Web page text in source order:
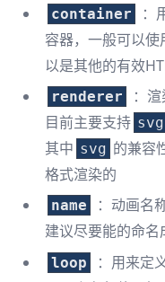
container
：
容器，一般可以使
以是其他的有效
renderer
：
目前主要支持 svg
其中 svg 的兼容
格式渲染的
name ：动画名
建议尽要能的命
loop
：用来定